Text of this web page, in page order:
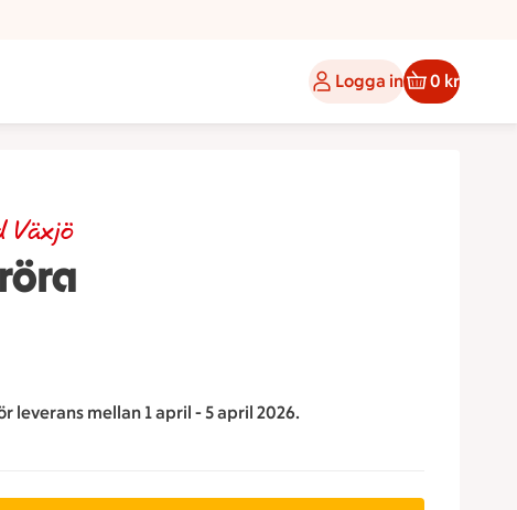
Logga in 0 kr
Växjö
leverans mellan 1 april - 5 april 2026.